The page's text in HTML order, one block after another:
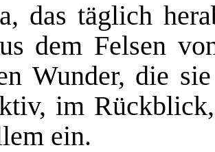
das täglich
dem Felsen
Wunder, die
im
ein.